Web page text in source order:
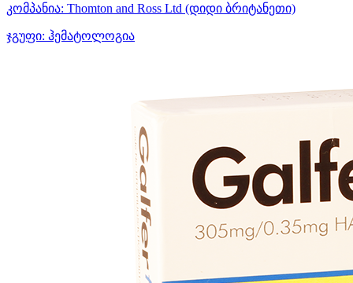
კომპანია: Thomton and Ross Ltd (დიდი ბრიტანეთი)
ჯგუფი: ჰემატოლოგია